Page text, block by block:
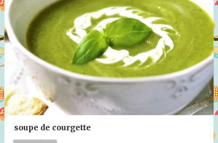
soupe de courgette